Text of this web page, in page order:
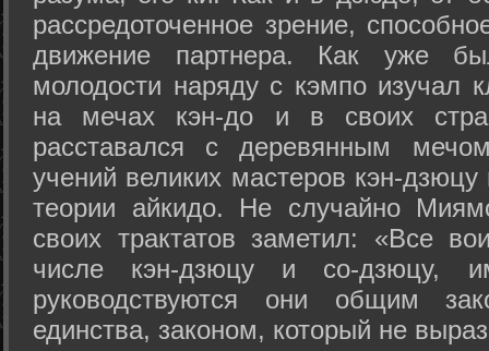
рассредоточенное зрение,
движение партнера. Как уже
молодости наряду с кэмпо изучал
на мечах кэн-до и в своих
расставался с деревянным
учений великих мастеров кэн-
теории айкидо. Не случайно
своих трактатов заметил: «Все
числе кэн-дзюцу и со-дзюцу,
руководствуются они общим
единства, законом, который не